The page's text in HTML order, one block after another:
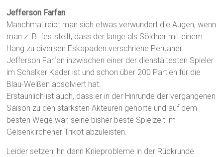
Jefferson Farfan
Manchmal reibt man sich etwas verwundert die Augen, wenn
man z. B. feststellt, dass der lange als Söldner mit einem
Hang zu diversen Eskapaden verschriene Peruaner
Jefferson Farfan inzwischen einer der dienstältesten Spieler
im Schalker Kader ist und schon über 200 Partien für die
Blau-Weißen absolviert hat.
Erstaunlich ist auch, dass er in der Hinrunde der vergangenen
Saison zu den stärksten Akteuren gehörte und auf dem
besten Wege war, seine bisher beste Spielzeit im
Gelsenkirchener Trikot abzuleisten.
Leider setzen ihn dann Knieprobleme in der Rückrunde